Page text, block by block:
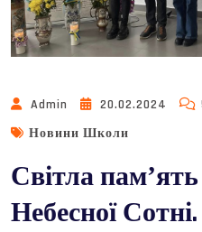
Admin 20.02.2024
Новини Школи
Світла
Небесної Сотні.